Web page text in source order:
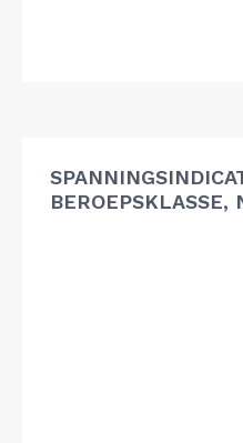
BEROEPSKLASSE,